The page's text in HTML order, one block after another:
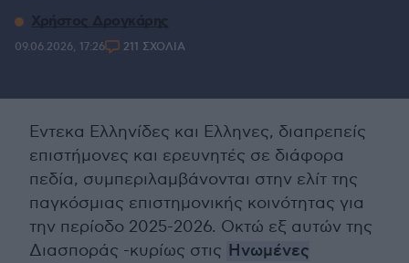
Χρήστος Δρογκάρης
09.06.2026, 17:26 211 ΣΧΟΛΙΑ
Εντεκα Ελληνίδες και Ελληνες, διαπρεπείς
επιστήμονες και ερευνητές σε διάφορα
πεδία, συμπεριλαμβάνονται στην ελίτ της
παγκόσμιας επιστημονικής κοινότητας για
την περίοδο 2025-2026. Οκτώ εξ αυτών της
Διασποράς -κυρίως στις Ηνωμένες